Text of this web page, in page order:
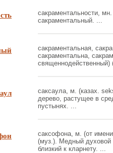
сакраментальности,
сакраментальный. ...
сакраментальная,
сакраментальна,
саксаула, м. (казах.
дерево, растущее в
пустынях. ...
саксофона, м. (от имени
(муз.). Медный духовой
близкий к кларнету. ...